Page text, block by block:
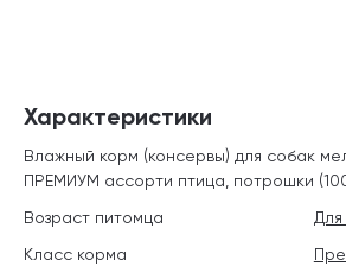
Характеристики
Влажный корм (консервы) для собак
ПРЕМИУМ ассорти птица, потрошки
Возраст питомца
Для
Класс корма